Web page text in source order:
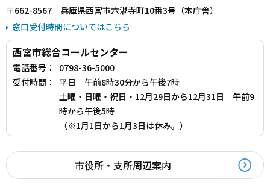
〒662-8567 兵庫県西宮市六湛寺町10番3号（本庁舎）
窓口受付時間についてはこちら
西宮市総合コールセンター
電話番号：
0798-36-5000
受付時間：
平日 午前8時30分から午後7時
土曜・日曜・祝日・12月29日から12月31日 午前9
時から午後5時
（※1月1日から1月3日は休み。）
市役所・支所周辺案内